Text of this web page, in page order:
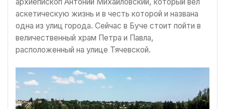
аскетическую жизнь и в честь которой и названа
одна из улиц города. Сейчас в Буче стоит пойти в
величественный храм Петра и Павла,
расположенный на улице Тячевской.